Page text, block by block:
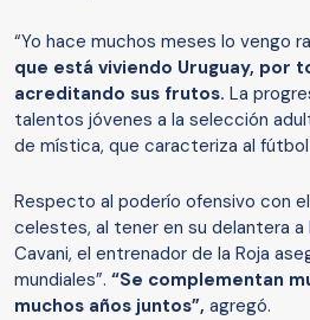
“Yo hace muchos meses lo vengo
que está viviendo Uruguay, por
acreditando sus frutos. La
talentos jóvenes a la selección
de mística, que caracteriza al fútbol
Respecto al poderío ofensivo con
celestes, al tener en su delantera a
Cavani, el entrenador de la Roja
mundiales”. “Se complementan
muchos años juntos”, agregó.